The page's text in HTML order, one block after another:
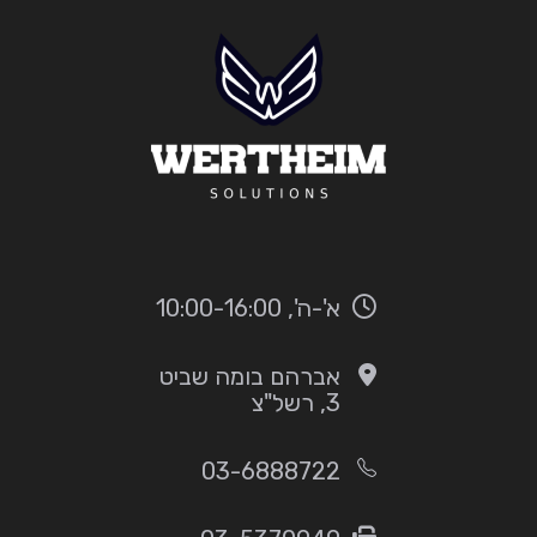
א'-ה', 10:00-16:00
אברהם בומה שביט
3, רשל"צ
03-6888722